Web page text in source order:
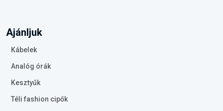
Ajánljuk
Kábelek
Analóg órák
Kesztyűk
Téli fashion cipők